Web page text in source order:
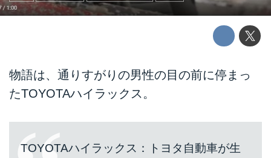
物語は、通りすがりの男性の目の前に停まっ
たTOYOTAハイラックス。
TOYOTAハイラックス：トヨタ自動車が生